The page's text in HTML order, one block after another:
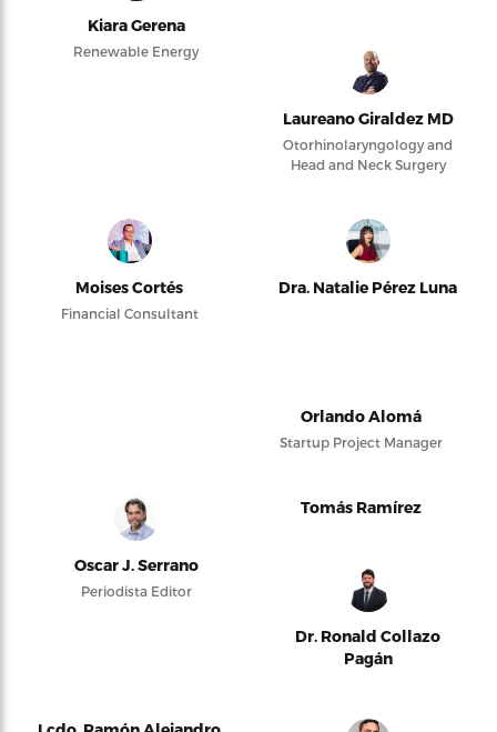
Kiara Gerena
Renewable Energy
Laureano Giraldez MD
Otorhinolaryngology and
Head and Neck Surgery
Moises Cortés
Financial Consultant
Dra. Natalie Pérez Luna
Orlando Alomá
Startup Project Manager
Oscar J. Serrano
Periodista Editor
Tomás Ramírez
Dr. Ronald Collazo
Pagán